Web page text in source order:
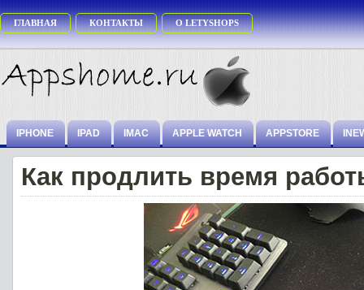
ГЛАВНАЯ КОНТАКТЫ О LETYSHOPS
IPHONE IPAD IMAC APPLE WATCH APPSTORE
Как продлить время